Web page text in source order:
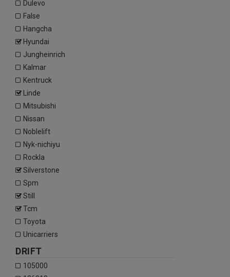
dulevo
false
hangcha
hyundai
jungheinrich
kalmar
kentruck
linde
mitsubishi
nissan
noblelift
nyk-nichiyu
rockla
silverstone
spm
still
tcm
toyota
unicarriers
DRIFT
105000